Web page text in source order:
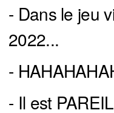
- Dans le jeu
2022...
-
- Il est